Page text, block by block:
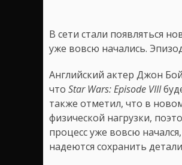
В сети стали появляться
уже вовсю начались.
Английский актер Джон
что Star Wars: Episode VIII
также отметил, что в
физической нагрузки,
процесс уже вовсю
надеются сохранить детали